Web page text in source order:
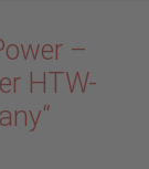
–
HTW-